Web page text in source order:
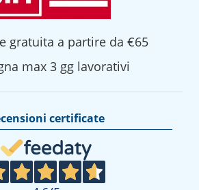
gratuita a partire da €65
max 3 gg lavorativi
certificate